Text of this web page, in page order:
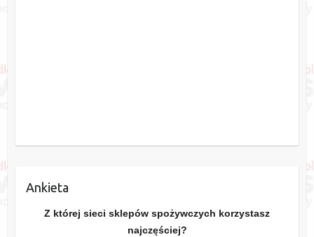
Ankieta
Z której sieci sklepów spożywczych korzystasz
najczęściej?